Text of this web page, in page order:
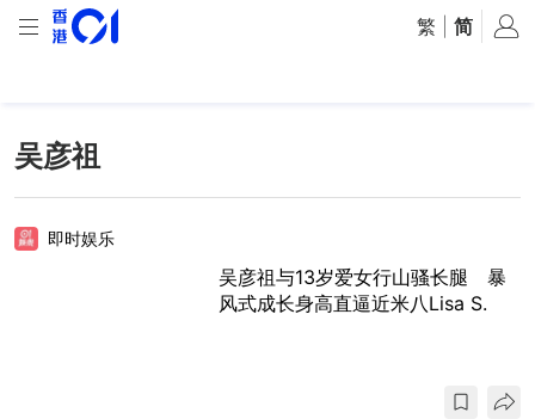
繁 简
吴彦祖
即时娱乐
吴彦祖与13岁爱女行山骚长腿 暴
风式成长身高直逼近米八Lisa S.